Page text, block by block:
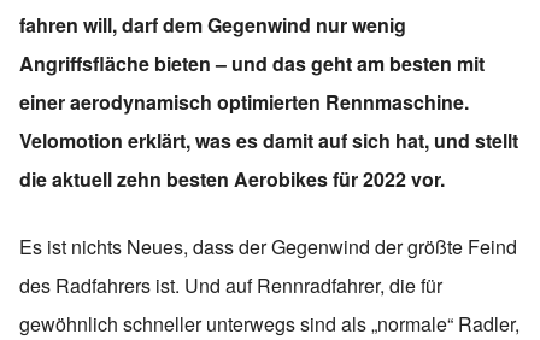
fahren will, darf dem Gegenwind nur wenig
Angriffsfläche bieten – und das geht am besten mit
einer aerodynamisch optimierten Rennmaschine.
Velomotion erklärt, was es damit auf sich hat, und stellt
die aktuell zehn besten Aerobikes für 2022 vor.
Es ist nichts Neues, dass der Gegenwind der größte Feind
des Radfahrers ist. Und auf Rennradfahrer, die für
gewöhnlich schneller unterwegs sind als „normale“ Radler,